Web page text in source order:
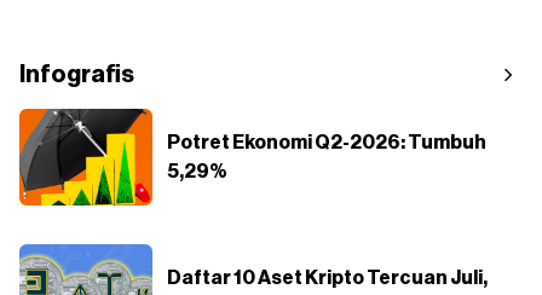
Infografis
Potret Ekonomi Q2-2026: Tumbuh
5,29%
Daftar 10 Aset Kripto Tercuan Juli,